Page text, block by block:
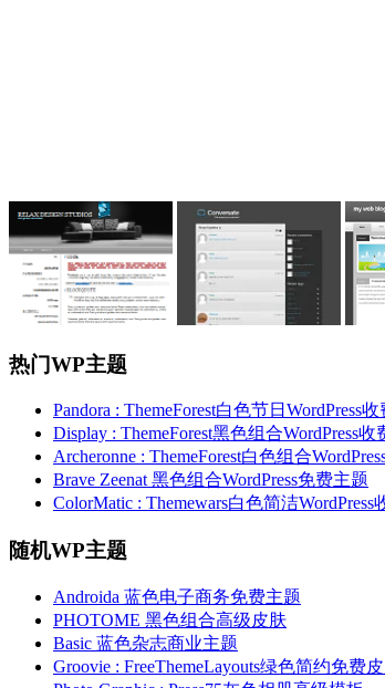
热门WP主题
Pandora : ThemeForest白色节日WordPress
Display : ThemeForest黑色组合WordPress收
Archeronne : ThemeForest白色组合
Brave Zeenat 黑色组合WordPress免费主题
ColorMatic : Themewars白色简洁WordPress
随机WP主题
Androida 蓝色电子商务免费主题
PHOTOME 黑色组合高级皮肤
Basic 蓝色杂志商业主题
Groovie : FreeThemeLayouts绿色简约免费